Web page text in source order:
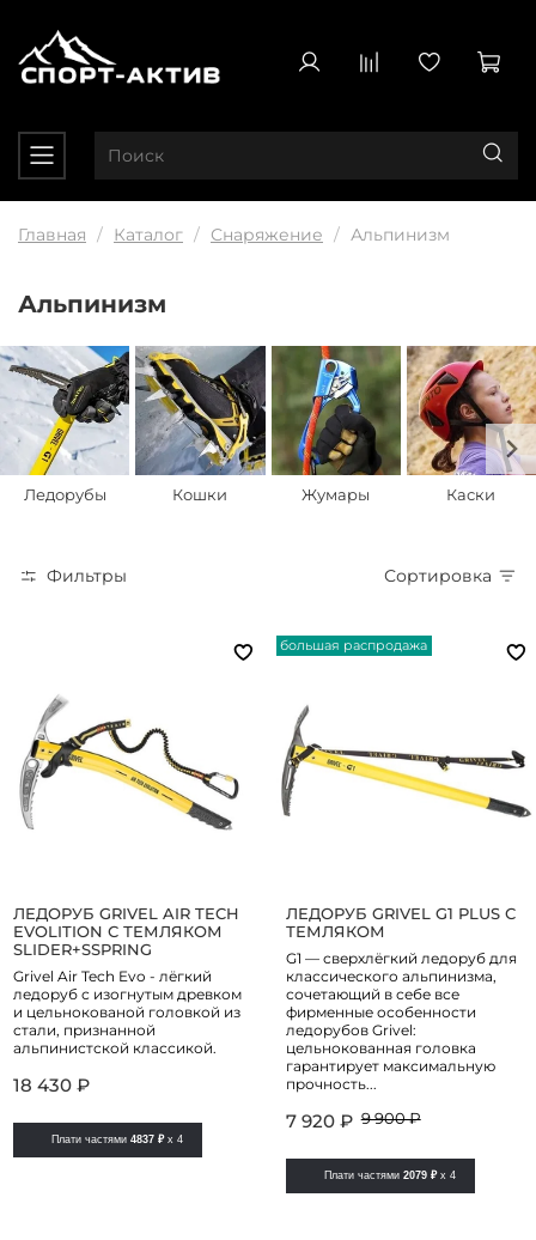
Главная Каталог Снаряжение Альпинизм
Альпинизм
Ледорубы Кошки Жумары Каски
Фильтры Сортировка
ЛЕДОРУБ GRIVEL AIR TECH
EVOLITION С ТЕМЛЯКОМ
SLIDER+SSPRING
Grivel Air Tech Evo - лёгкий
ледоруб с изогнутым древком
и цельнокованой головкой из
стали, признанной
альпинистской классикой.
18 430 ₽
Плати частями4837 ₽ x 4
большая распродажа
ЛЕДОРУБ GRIVEL G1 PLUS С
ТЕМЛЯКОМ
G1 — сверхлёгкий ледоруб для
классического альпинизма,
сочетающий в себе все
фирменные особенности
ледорубов Grivel:
цельнокованная головка
гарантирует максимальную
прочность...
7 920 ₽ 9 900 ₽
Плати частями 2079 ₽ x 4